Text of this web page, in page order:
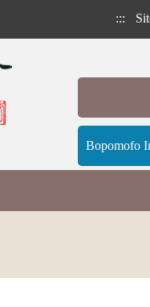
:::
Bopomofo